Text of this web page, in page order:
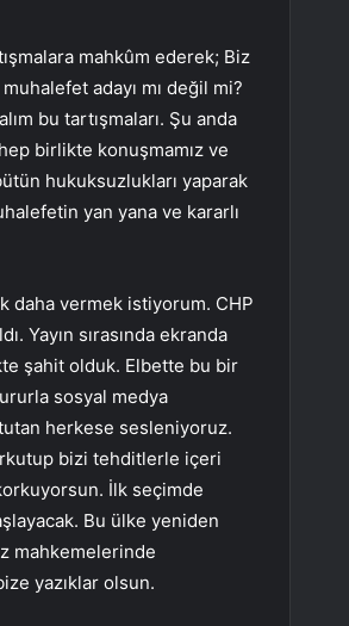
mahkûm ederek; Biz
adayı mı değil mi?
bu tartışmaları. Şu anda
birlikte konuşmamız ve
hukuksuzlukları yaparak
yan yana ve kararlı
daha vermek istiyorum. CHP
Yayın sırasında ekranda
şahit olduk. Elbette bu bir
sosyal medya
herkese sesleniyoruz.
bizi tehditlerle içeri
İlk seçimde
Bu ülke yeniden
mahkemelerinde
yazıklar olsun.